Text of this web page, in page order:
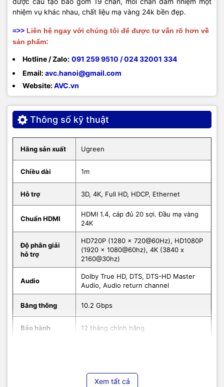
nhiệm vụ khác nhau, chất liệu mạ vàng 24k bền đẹp.
=>> Liên hệ ngay với chúng tôi để được tư vấn rõ hơn về
sản phẩm:
Hotline / Zalo: 091 259 9510 / 024 32001 334
Email:avc.hanoi@gmail.com
Website:AVC.vn
Thông số kỹ thuật
Hãng sản xuất Ugreen
Chiều dài 1m
Hỗ trợ 3D, 4K, Full HD, HDCP, Ethernet
Chuẩn HDMI
HDMI 1.4, cáp đủ 20 sợi. Đầu mạ vàng
24K
Độ phân giải
hỗ trợ
HD720P (1280 x 720@60Hz), HD1080P
(1920 x 1080@60hz), 4K (3840 x
2160@30hz)
Audio
Dolby True HD, DTS, DTS-HD Master
Audio, Audio return channel
Băng thông 10.2 Gbps
Bảo hành 12 tháng chính hãng
Xem tất cả